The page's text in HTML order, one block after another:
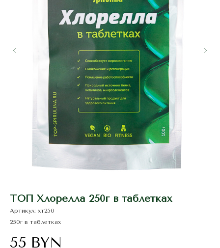
ТОП Хлорелла 250г в таблетках
Артикул: хт250
250г в таблетках
55 BYN